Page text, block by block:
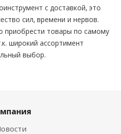
с доставкой, это
сил, времени и нервов.
товары по самому
широкий ассортимент
выбор.